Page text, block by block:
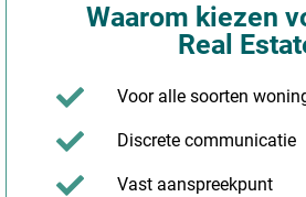
Waarom kiezen
Real
Voor alle soorten
Discrete communicatie
Vast aanspreekpunt